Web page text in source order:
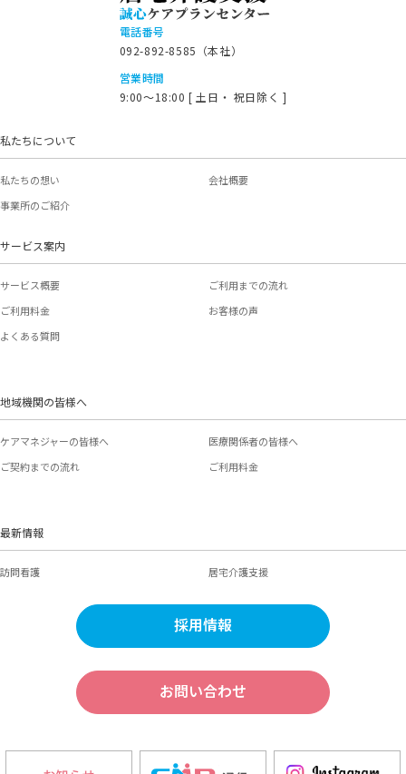
電話番号
092-892-8585（本社）
営業時間
9:00～18:00 [ 土日・ 祝日除く ]
私たちについて
私たちの想い
会社概要
事業所のご紹介
サービス案内
サービス概要
ご利用までの流れ
ご利用料金
お客様の声
よくある質問
地域機関の皆様へ
ケアマネジャーの皆様へ
医療関係者の皆様へ
ご契約までの流れ
ご利用料金
最新情報
訪問看護 居宅介護支援
採用情報
お問い合わせ